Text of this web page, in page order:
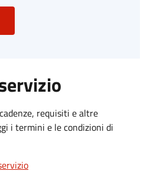
requisiti e altre
i termini e le condizioni di